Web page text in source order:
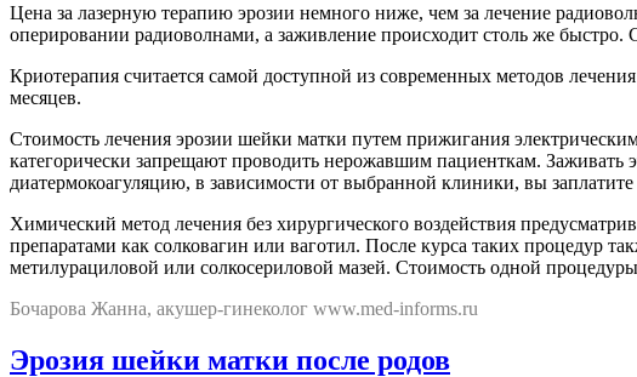
Цена за лазерную терапию эрозии немного ниже, чем за лечение
оперировании радиоволнами, а заживление происходит столь же
Криотерапия считается самой доступной из современных методов
месяцев.
Стоимость лечения эрозии шейки матки путем прижигания
категорически запрещают проводить нерожавшим пациенткам. Заживать
диатермокоагуляцию, в зависимости от выбранной клиники, вы
Химический метод лечения без хирургического воздействия
препаратами как солковагин или ваготил. После курса таких процедур
метилурациловой или солкосериловой мазей. Стоимость одной
Бочарова Жанна, акушер-гинеколог www.med-informs.ru
Эрозия шейки матки после родов